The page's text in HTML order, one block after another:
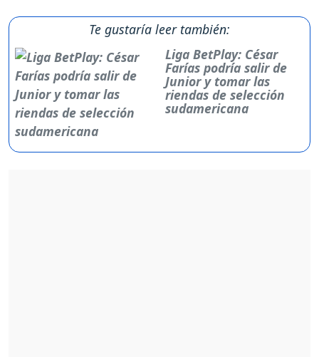
Te gustaría leer también:
Liga BetPlay: César
Farías podría salir de
Junior y tomar las
riendas de selección
sudamericana